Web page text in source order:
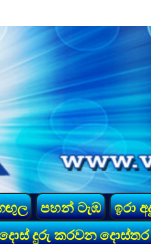
පහන් ටැඹ
ඉරා
දුරු කරවන දොස්තර